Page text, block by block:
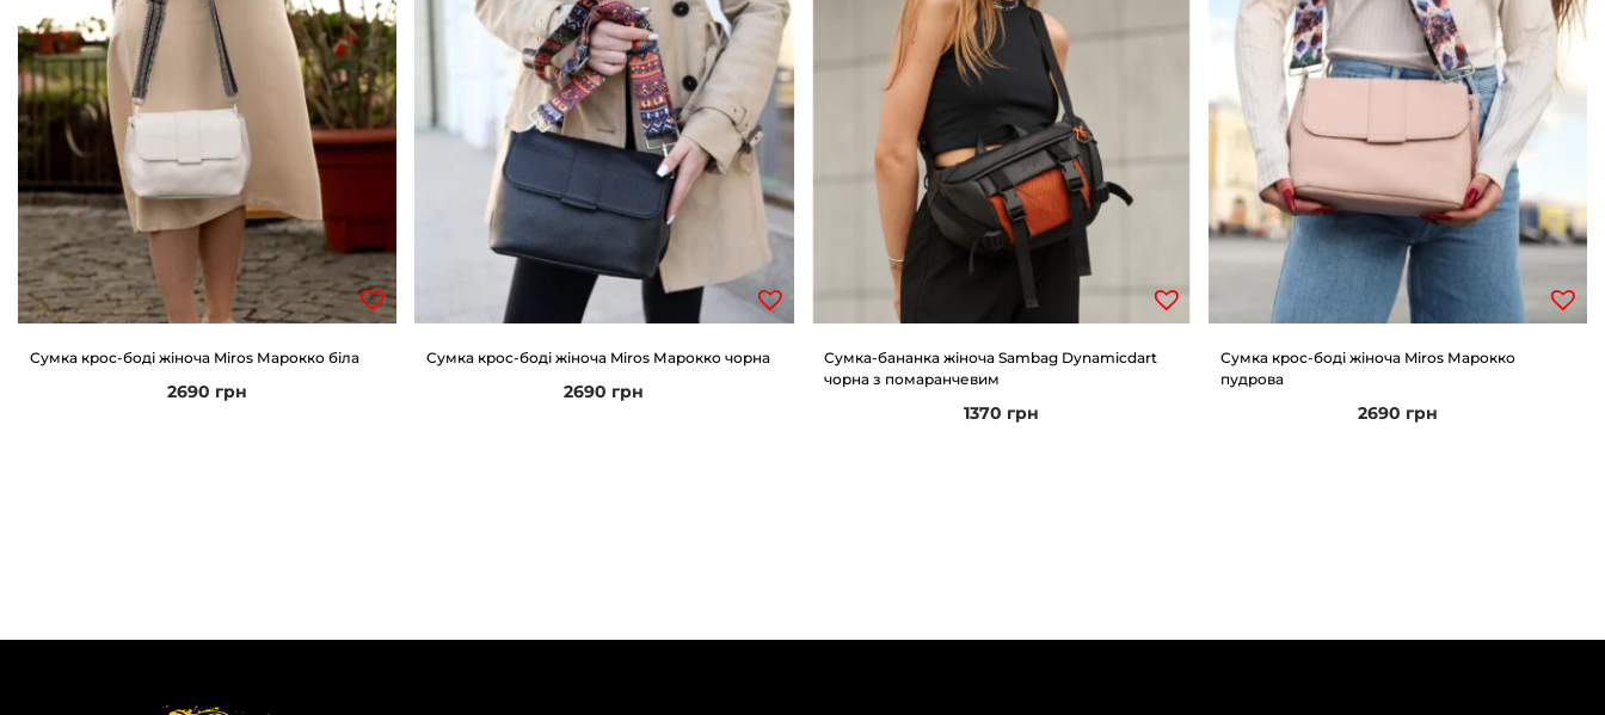
Сумка крос-боді жіноча Miros Марокко біла
2690 грн
Сумка крос-боді жіноча Miros Марокко чорна
2690 грн
Сумка-бананка жіноча Sambag Dynamicdart
чорна з помаранчевим
1370 грн
Сумка крос-боді жіноча Miros Марокко
пудрова
2690 грн